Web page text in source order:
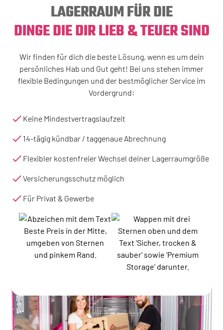
LAGERRAUM FÜR DIE
DINGE DIE DIR LIEB & TEUER SIND
Wir finden für dich die beste Lösung, wenn es um dein
persönliches Hab und Gut geht! Bei uns stehen immer
flexible Bedingungen und der bestmöglicher Service im
Vordergrund:
Keine Mindestvertragslaufzeit
14-tägig kündbar / taggenaue Abrechnung
Flexibler kostenfreier Wechsel deiner Lagerraumgröße
Versicherungsschutz möglich
Für Privat & Gewerbe
Kostenlose Transporthilfen